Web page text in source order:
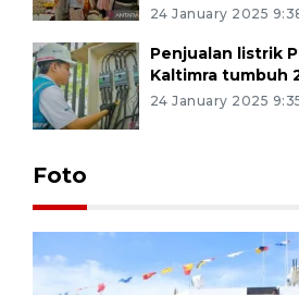
24 January 2025
Penjualan listrik
Kaltimra tumbuh
24 January 2025
Foto